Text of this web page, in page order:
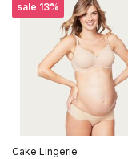
sale 13%
Cake Lingerie